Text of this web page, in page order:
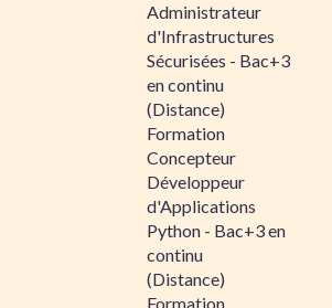
Administrateur
d'Infrastructures
Sécurisées - Bac+3
en continu
(Distance)
Formation
Concepteur
Développeur
d'Applications
Python - Bac+3 en
continu
(Distance)
Formation